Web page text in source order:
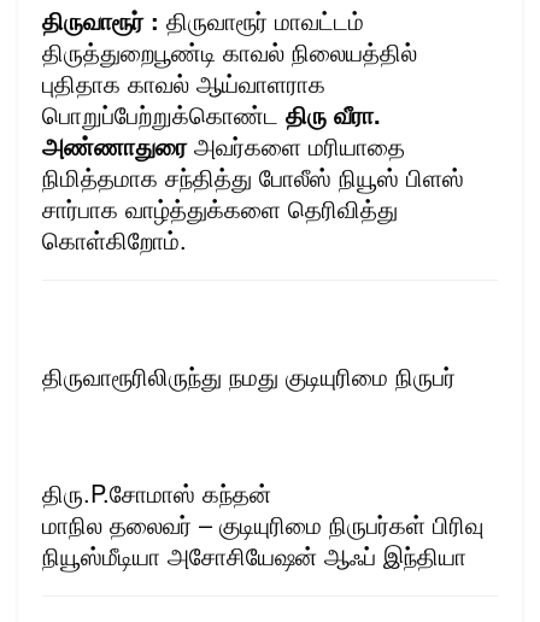
திருவாரூர் : திருவாரூர் மாவட்டம்
திருத்துறைபூண்டி காவல் நிலையத்தில்
புதிதாக காவல் ஆய்வாளராக
பொறுப்பேற்றுக்கொண்ட திரு வீரா.
அண்ணாதுரைஅவர்களை மரியாதை
நிமித்தமாக சந்தித்து போலீஸ் நியூஸ் பிளஸ்
சார்பாக வாழ்த்துக்களை தெரிவித்து
கொள்கிறோம்.
திருவாரூரிலிருந்து நமது குடியுரிமை நிருபர்
திரு.P.சோமாஸ் கந்தன்
மாநில தலைவர் – குடியுரிமை நிருபர்கள் பிரிவு
நியூஸ்மீடியா அசோசியேஷன் ஆஃப் இந்தியா